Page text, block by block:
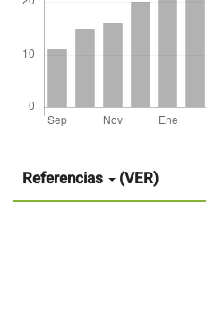
artículo
Referencias (VER)